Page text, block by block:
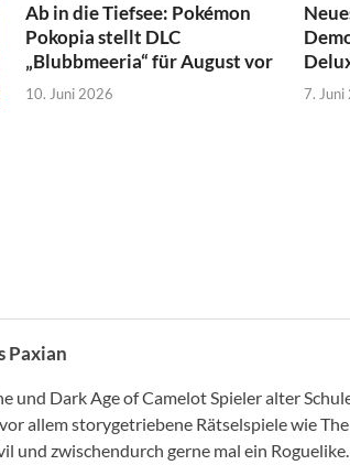
Ab in die Tiefsee: Pokémon
Pokopia stellt DLC
„Blubbmeeria“ für August vor
10. Juni 2026 7. Juni
Paxian
und Dark Age of Camelot Spieler alter
allem storygetriebene Rätselspiele wie
und zwischendurch gerne mal ein Roguelike.